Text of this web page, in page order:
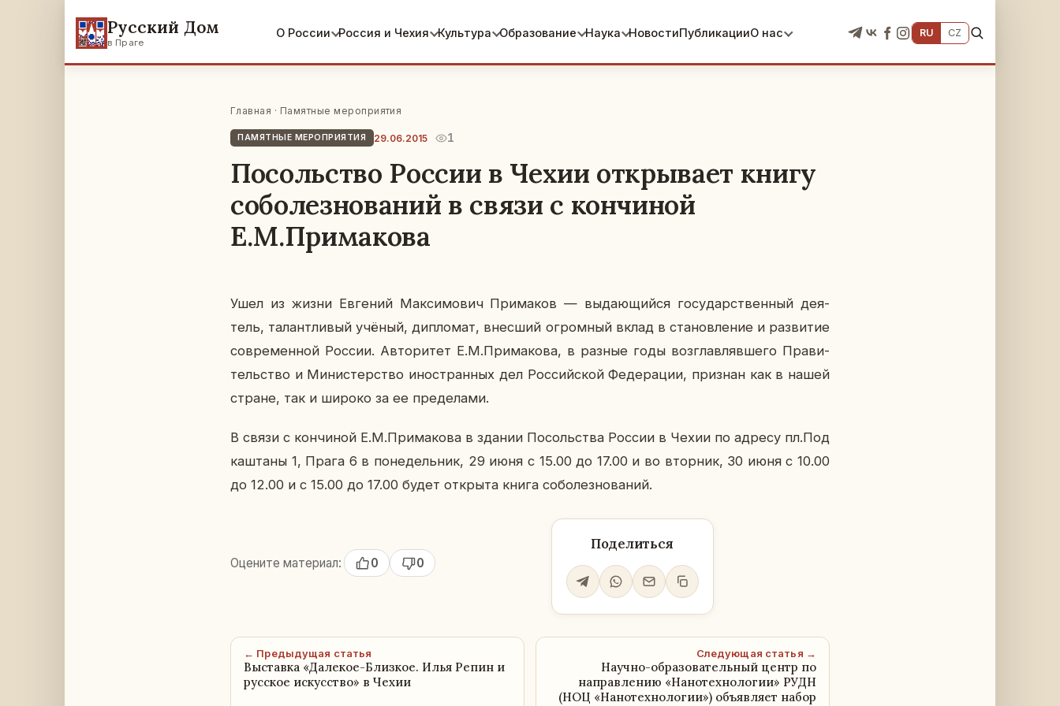
Русский Дом
в Праге
О России Россия и Чехия Культура Образование Наука НовостиПубликацииО нас RU CZ
Главная · Памятные мероприятия
ПАМЯТНЫЕ МЕРОПРИЯТИЯ 29.06.2015 1
Посольство России в Чехии открывает книгу
соболезнований в связи с кончиной
Е.М.Примакова
Ушел из жизни Ев­ге­ний Мак­си­мо­вич При­ма­ков — вы­да­ю­щий­ся го­су­дар­ствен­ный де­я­
тель, та­лант­ли­вый учёный, ди­пло­мат, внес­ший огром­ный вклад в ста­нов­ле­ние и раз­ви­тие
со­вре­мен­ной России. Ав­то­ри­тет Е.М.При­ма­ко­ва, в разные годы воз­глав­ляв­ше­го Пра­ви­
тель­ство и Ми­ни­стер­ство ино­стран­ных дел Рос­сий­ской Фе­де­ра­ции, при­знан как в нашей
стране, так и широко за ее пре­де­ла­ми.
В связи с кон­чи­ной Е.М.При­ма­ко­ва в здании По­соль­ства России в Чехии по адресу пл.Под
каш­та­ны 1, Прага 6 в по­не­дель­ник, 29 июня с 15.00 до 17.00 и во втор­ник, 30 июня с 10.00
до 12.00 и с 15.00 до 17.00 будет от­кры­та книга со­бо­лез­но­ва­ний.
Оцените материал: 0 0
Поделиться
← Предыдущая статья
Выставка «Далекое-Близкое. Илья Репин и
русское искусство» в Чехии
Следующая статья →
Научно-образовательный центр по
направлению «Нанотехнологии» РУДН
(НОЦ «Нанотехнологии») объявляет набор